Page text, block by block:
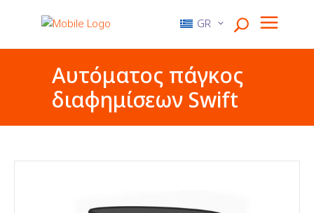
GR
Αυτόματος πάγκος
διαφημίσεων Swift